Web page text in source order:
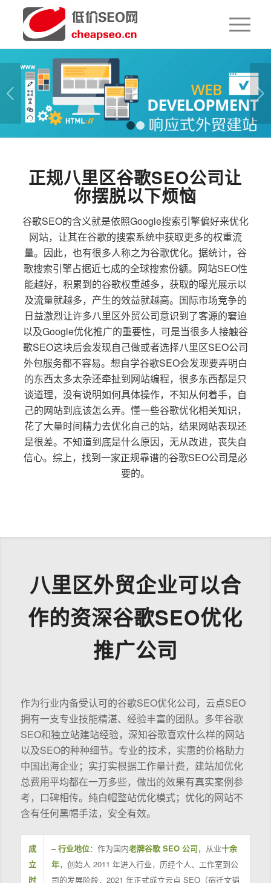
下一页
1 2
正规八里区谷歌SEO公司让
你摆脱以下烦恼
谷歌SEO的含义就是依照Google搜索引擎偏好来优化
网站，让其在谷歌的搜索系统中获取更多的权重流
量。因此，也有很多人称之为谷歌优化。据统计，谷
歌搜索引擎占据近七成的全球搜索份额。网站SEO性
能越好，积累到的谷歌权重越多，获取的曝光展示以
及流量就越多，产生的效益就越高。国际市场竞争的
日益激烈让许多八里区外贸公司意识到了客源的窘迫
以及Google优化推广的重要性，可是当很多人接触谷
歌SEO这块后会发现自己做或者选择八里区SEO公司
外包服务都不容易。想自学谷歌SEO会发现要弄明白
的东西太多太杂还牵扯到网站编程，很多东西都是只
谈道理，没有说明如何具体操作，不知从何着手，自
己的网站到底该怎么弄。懂一些谷歌优化相关知识，
花了大量时间精力去优化自己的站，结果网站表现还
是很差。不知道到底是什么原因，无从改进，丧失自
信心。综上，找到一家正规靠谱的谷歌SEO公司是必
要的。
八里区外贸企业可以合
作的资深谷歌SEO优化
推广公司
作为行业内备受认可的谷歌SEO优化公司，云点SEO
拥有一支专业技能精湛、经验丰富的团队。多年谷歌
SEO和独立站建站经验，深知谷歌喜欢什么样的网站
以及SEO的种种细节。专业的技术，实惠的价格助力
中国出海企业；实打实根据工作量计费，建站加优化
总费用平均都在一万多些，做出的效果有真实案例参
考，口碑相传。纯白帽整站优化模式；优化的网站不
含有任何黑帽手法，安全有效。
成
立
时
–行业地位：作为国内老牌谷歌 SEO 公司，从业十余
年，创始人 2011 年进入行业，历经个人、工作室到公
司的发展阶段，2021 年正式成立云点 SEO（宿迁文韬